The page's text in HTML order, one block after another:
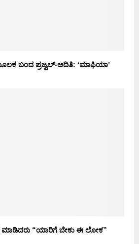
ಬಂದ ಪ್ರಜ್ವಲ್-ಅದಿತಿ: ‘ಮಾಫಿಯಾ’
ಮಾಡಿದರು “ಯಾರಿಗೆ ಬೇಕು ಈ ಲೋಕ”